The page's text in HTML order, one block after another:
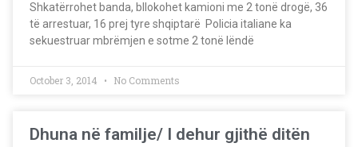
Shkatërrohet banda, bllokohet kamioni me 2 tonë drogë, 36
të arrestuar, 16 prej tyre shqiptarë Policia italiane ka
sekuestruar mbrëmjen e sotme 2 tonë lëndë
October 3, 2014 No Comments
Dhuna në familje/ I dehur gjithë ditën